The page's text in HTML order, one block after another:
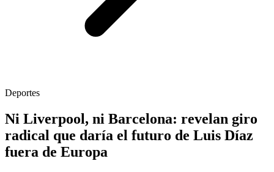
Deportes
Ni Liverpool, ni Barcelona: revelan giro
radical que daría el futuro de Luis Díaz
fuera de Europa